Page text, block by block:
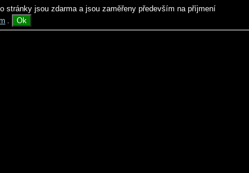
jsou zdarma a jsou zaměřeny především na příjmení
. Ok